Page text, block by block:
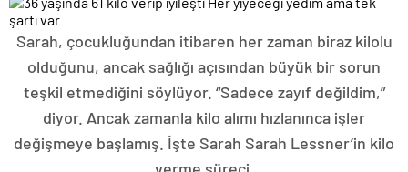
Sarah, çocukluğundan itibaren her zaman biraz kilolu
olduğunu, ancak sağlığı açısından büyük bir sorun
teşkil etmediğini söylüyor. “Sadece zayıf değildim,”
diyor. Ancak zamanla kilo alımı hızlanınca işler
değişmeye başlamış. İşte Sarah Sarah Lessner’in kilo
verme süreci.